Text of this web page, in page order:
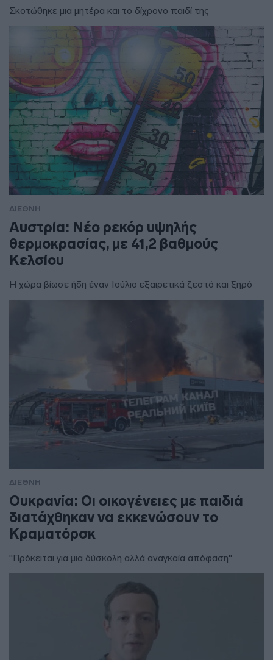
Σκοτώθηκε μια μητέρα και το δίχρονο παιδί της
ΔΙΕΘΝΗ
Αυστρία: Νέο ρεκόρ υψηλής
θερμοκρασίας, με 41,2 βαθμούς
Κελσίου
Η χώρα βίωσε ήδη έναν Ιούλιο εξαιρετικά ζεστό και ξηρό
ΔΙΕΘΝΗ
Ουκρανία: Οι οικογένειες με παιδιά
διατάχθηκαν να εκκενώσουν το
Κραματόρσκ
"Πρόκειται για μια δύσκολη αλλά αναγκαία απόφαση"